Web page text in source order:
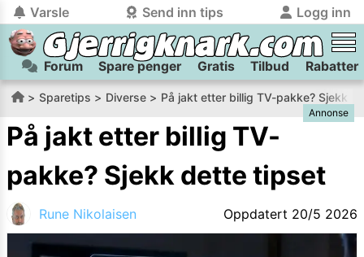
Varsle Send inn tips Logg inn
tilbake
Logg inn på Gjerrigknark.com:
Du kan logge inn / registrere bruker trygt oghelt gratis på
gjerrigknark.com ved å benytte Vipps-innlogging.
Logg inn med Vipps
tilbake
Send inn tips:
Har du et tips til meg? Jeg premierer de beste tipsene med
flaxlodd!
Kamera
Velg bilde
Send inn
Forum Spare penger Gratis Tilbud Rabatter
Sparetips Diverse På jakt etter billig TV-pakke? Sjekk
Annonse
På jakt etter billig TV-
pakke? Sjekk dette tipset
Rune Nikolaisen Oppdatert 20/5 2026